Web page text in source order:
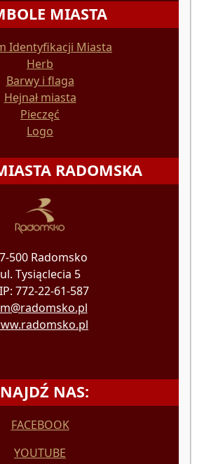
MIASTA
Identyfikacji Miasta
Herb
Barwy i flaga
Hejnał miasta
Pieczęć
Logo
RADOMSKA
500 Radomsko
ul. Tysiąclecia 5
772-22-61-587
NAS:
FACEBOOK
YOUTUBE